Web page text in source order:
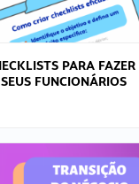
PARA FAZER
FUNCIONÁRIOS